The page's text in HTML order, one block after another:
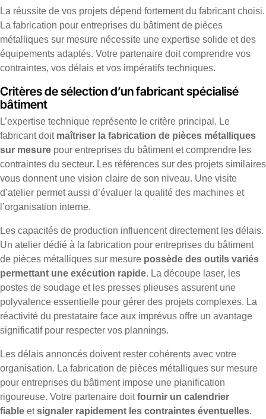
La réussite de vos projets dépend fortement du fabricant choisi.
La fabrication pour entreprises du bâtiment de pièces
métalliques sur mesure nécessite une expertise solide et des
équipements adaptés. Votre partenaire doit comprendre vos
contraintes, vos délais et vos impératifs techniques.
Critères de sélection d’un fabricant spécialisé
bâtiment
L’expertise technique représente le critère principal. Le
fabricant doit maîtriser la fabrication de pièces métalliques
sur mesure pour entreprises du bâtiment et comprendre les
contraintes du secteur. Les références sur des projets similaires
vous donnent une vision claire de son niveau. Une visite
d’atelier permet aussi d’évaluer la qualité des machines et
l’organisation interne.
Les capacités de production influencent directement les délais.
Un atelier dédié à la fabrication pour entreprises du bâtiment
de pièces métalliques sur mesure possède des outils variés
permettant une exécution rapide. La découpe laser, les
postes de soudage et les presses plieuses assurent une
polyvalence essentielle pour gérer des projets complexes. La
réactivité du prestataire face aux imprévus offre un avantage
significatif pour respecter vos plannings.
Les délais annoncés doivent rester cohérents avec votre
organisation. La fabrication de pièces métalliques sur mesure
pour entreprises du bâtiment impose une planification
rigoureuse. Votre partenaire doitfournir un calendrier
fiable etsignaler rapidement les contraintes éventuelles.